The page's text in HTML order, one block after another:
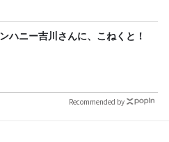
ハニー吉川さんに、こねくと！
Recommended by